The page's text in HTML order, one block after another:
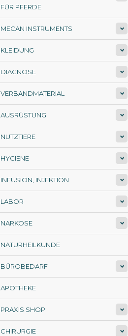
FÜR PFERDE
MECAN INSTRUMENTS
KLEIDUNG
DIAGNOSE
VERBANDMATERIAL
AUSRÜSTUNG
NUTZTIERE
HYGIENE
INFUSION, INJEKTION
LABOR
NARKOSE
NATURHEILKUNDE
BÜROBEDARF
APOTHEKE
PRAXIS SHOP
CHIRURGIE